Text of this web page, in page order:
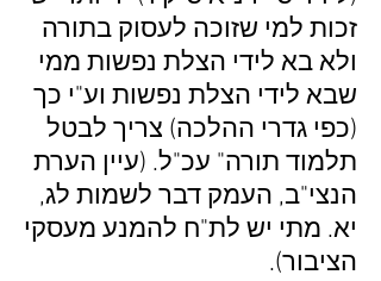
זכות למי שזוכה לעסוק בתורה
ולא בא לידי הצלת נפשות ממי
שבא לידי הצלת נפשות וע"י כך
(כפי גדרי ההלכה) צריך לבטל
תלמוד תורה" עכ"ל. (עיין הערת
הנצי"ב, העמק דבר לשמות לג,
יא. מתי יש לת"ח להמנע מעסקי
הציבור).